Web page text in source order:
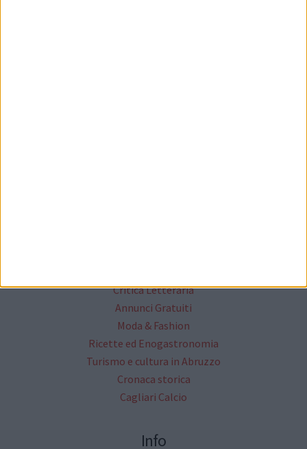
Critica Letteraria
Annunci Gratuiti
Moda & Fashion
Ricette ed Enogastronomia
Turismo e cultura in Abruzzo
Cronaca storica
Cagliari Calcio
Info